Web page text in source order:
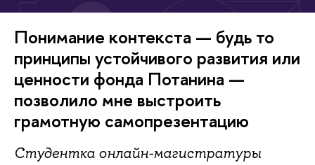
Понимание контекста — будь то
принципы устойчивого развития или
ценности фонда Потанина —
позволило мне выстроить
грамотную самопрезентацию
Студентка онлайн-магистратуры